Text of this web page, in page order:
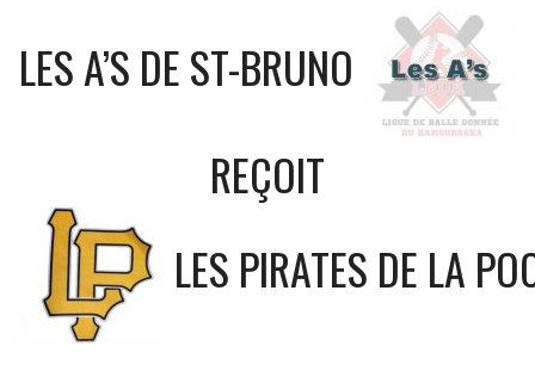
LES A’S DE ST-BRUNO
REÇOIT
LES PIRATES DE LA